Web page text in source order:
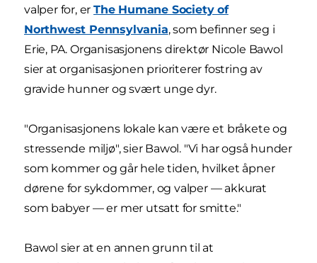
valper for, erThe Humane Society of
Northwest Pennsylvania, som befinner seg i
Erie, PA. Organisasjonens direktør Nicole Bawol
sier at organisasjonen prioriterer fostring av
gravide hunner og svært unge dyr.
"Organisasjonens lokale kan være et bråkete og
stressende miljø", sier Bawol. "Vi har også hunder
som kommer og går hele tiden, hvilket åpner
dørene for sykdommer, og valper — akkurat
som babyer — er mer utsatt for smitte."
Bawol sier at en annen grunn til at